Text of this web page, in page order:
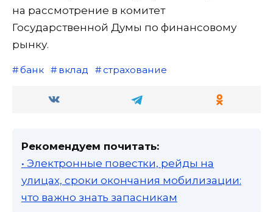
на рассмотрение в комитет
Государственной Думы по финансовому
рынку.
банк вклад страхование
Рекомендуем почитать:
• Электронные повестки, рейды на
улицах, сроки окончания мобилизации:
что важно знать запасникам